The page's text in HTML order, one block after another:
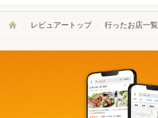
レビュアートップ 行ったお店一覧